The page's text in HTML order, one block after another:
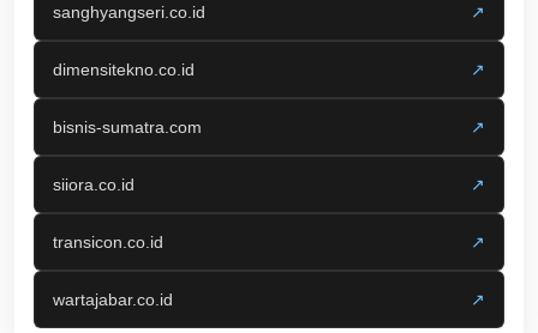
sanghyangseri.co.id ↗
dimensitekno.co.id ↗
bisnis-sumatra.com ↗
siiora.co.id ↗
transicon.co.id ↗
wartajabar.co.id ↗